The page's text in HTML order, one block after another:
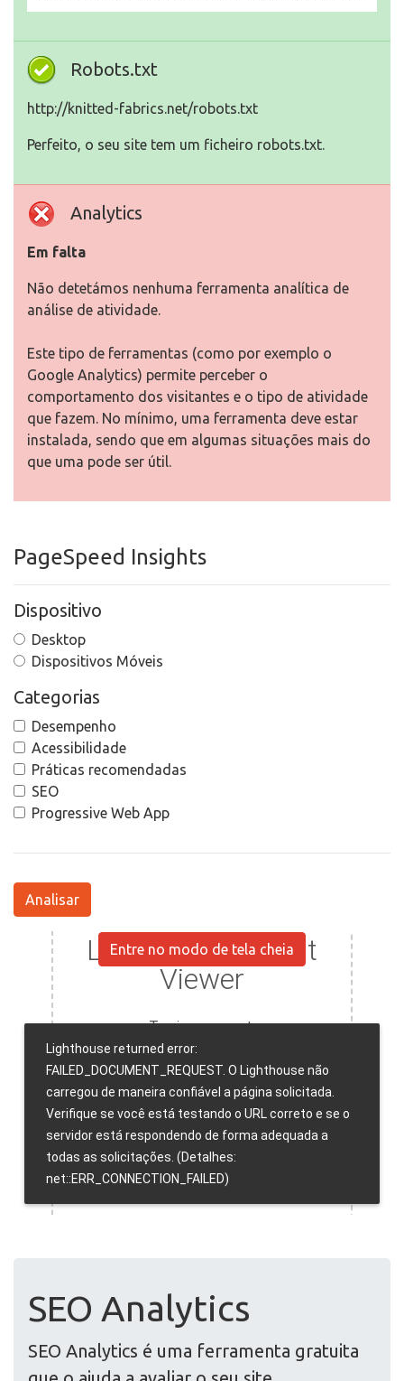
Robots.txt
http://knitted-fabrics.net/robots.txt
Perfeito, o seu site tem um ficheiro robots.txt.
Analytics
Em falta
Não detetámos nenhuma ferramenta analítica de
análise de atividade.
Este tipo de ferramentas (como por exemplo o
Google Analytics) permite perceber o
comportamento dos visitantes e o tipo de atividade
que fazem. No mínimo, uma ferramenta deve estar
instalada, sendo que em algumas situações mais do
que uma pode ser útil.
PageSpeed Insights
Dispositivo
Desktop
Dispositivos Móveis
Categorias
Desempenho
Acessibilidade
Práticas recomendadas
SEO
Progressive Web App
Analisar
Entre no modo de tela cheia
SEO Analytics
SEO Analytics é uma ferramenta gratuita